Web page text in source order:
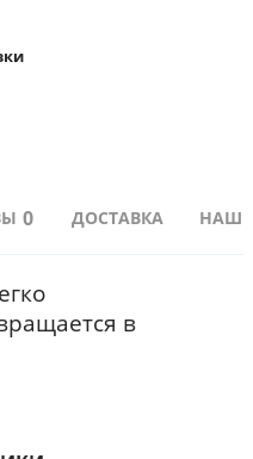
0 ДОСТАВКА
в
еврокнижка,